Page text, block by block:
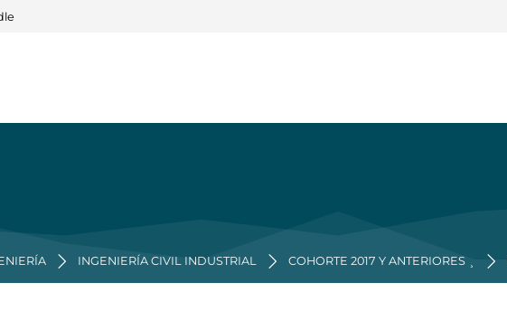
INGENIERÍA CIVIL INDUSTRIAL COHORTE 2017 Y ANTERIORES ¸